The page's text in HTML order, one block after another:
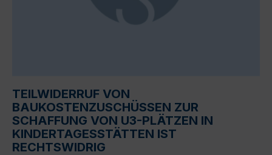
TEILWIDERRUF VON
BAUKOSTENZUSCHÜSSEN ZUR
SCHAFFUNG VON U3-PLÄTZEN IN
KINDERTAGESSTÄTTEN IST
RECHTSWIDRIG